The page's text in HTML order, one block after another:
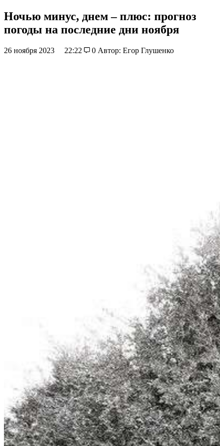
Ночью минус, днем – плюс: прогноз
погоды на последние дни ноября
26 ноября 2023 22:22 0 Автор: Егор Глушенко